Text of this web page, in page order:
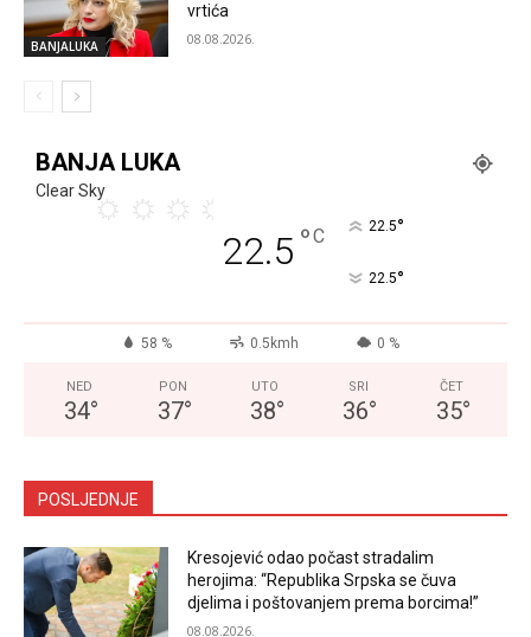
BANJALUKA
vrtića
08.08.2026.
BANJA LUKA
Clear Sky
22.5 °C 22.5°
22.5°
58 % 0.5kmh 0 %
NED
34°
PON
37°
UTO
38°
SRI
36°
ČET
35°
POSLJEDNJE
Kresojević odao počast stradalim
herojima: “Republika Srpska se čuva
djelima i poštovanjem prema borcima!”
08.08.2026.